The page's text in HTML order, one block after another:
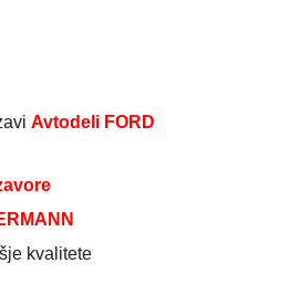
Avtodeli FORD
kvalitete